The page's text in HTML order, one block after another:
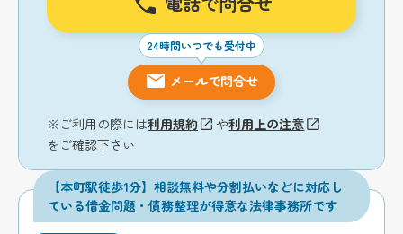
24時間いつでも受付中
メールで問合せ
※ご利用の際には利用規約 や利用上の注意
をご確認下さい
【本町駅徒歩1分】相談無料や分割払いなどに対応し
ている借金問題・債務整理が得意な法律事務所です